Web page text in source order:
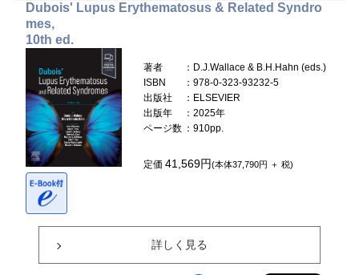
Dubois' Lupus Erythematosus & Related Syndro
mes,
10th ed.
著者
：D.J.Wallace & B.H.Hahn (eds.)
ISBN
：978-0-323-93232-5
出版社
：ELSEVIER
出版年
：2025年
ページ数 ：910pp.
定価41,569円(本体37,790円 ＋ 税)
詳しく見る